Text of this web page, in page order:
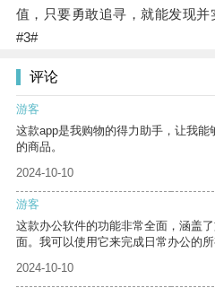
值，只要勇敢追寻，就能发现并
#3#
评论
游客
这款app是我购物的得力助手，让我
的商品。
2024-10-10
游客
这款办公软件的功能非常全面，涵盖
面。我可以使用它来完成日常办公的所
2024-10-10